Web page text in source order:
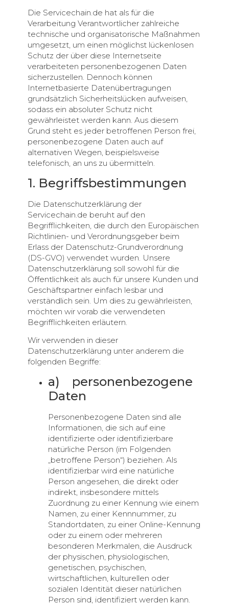
Die Servicechain.de hat als für die
Verarbeitung Verantwortlicher zahlreiche
technische und organisatorische Maßnahmen
umgesetzt, um einen möglichst lückenlosen
Schutz der über diese Internetseite
verarbeiteten personenbezogenen Daten
sicherzustellen. Dennoch können
Internetbasierte Datenübertragungen
grundsätzlich Sicherheitslücken aufweisen,
sodass ein absoluter Schutz nicht
gewährleistet werden kann. Aus diesem
Grund steht es jeder betroffenen Person frei,
personenbezogene Daten auch auf
alternativen Wegen, beispielsweise
telefonisch, an uns zu übermitteln.
1. Begriffsbestimmungen
Die Datenschutzerklärung der
Servicechain.de beruht auf den
Begrifflichkeiten, die durch den Europäischen
Richtlinien- und Verordnungsgeber beim
Erlass der Datenschutz-Grundverordnung
(DS-GVO) verwendet wurden. Unsere
Datenschutzerklärung soll sowohl für die
Öffentlichkeit als auch für unsere Kunden und
Geschäftspartner einfach lesbar und
verständlich sein. Um dies zu gewährleisten,
möchten wir vorab die verwendeten
Begrifflichkeiten erläutern.
Wir verwenden in dieser
Datenschutzerklärung unter anderem die
folgenden Begriffe:
a) personenbezogene
Daten
Personenbezogene Daten sind alle
Informationen, die sich auf eine
identifizierte oder identifizierbare
natürliche Person (im Folgenden
„betroffene Person“) beziehen. Als
identifizierbar wird eine natürliche
Person angesehen, die direkt oder
indirekt, insbesondere mittels
Zuordnung zu einer Kennung wie einem
Namen, zu einer Kennnummer, zu
Standortdaten, zu einer Online-Kennung
oder zu einem oder mehreren
besonderen Merkmalen, die Ausdruck
der physischen, physiologischen,
genetischen, psychischen,
wirtschaftlichen, kulturellen oder
sozialen Identität dieser natürlichen
Person sind, identifiziert werden kann.